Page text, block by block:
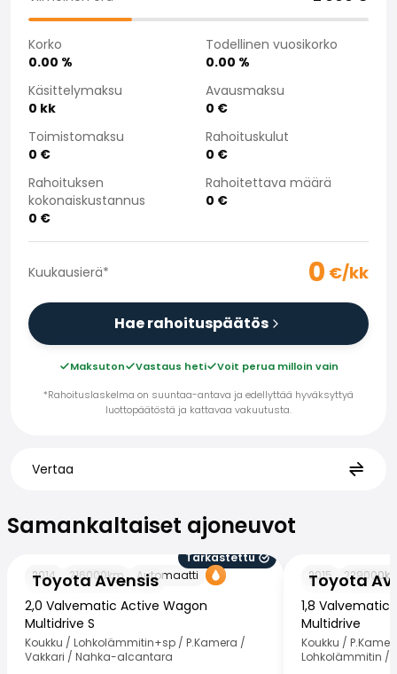
Saka Select
Uutiset ja kampanjat
Toimipisteet
Yritys
Saka Finland Oy
Ostotiimi
Yhteydenotto
Rekrytointi
Laskutustiedot
Medialle
Reklamaatiot
Korko
0.00 %
Todellinen vuosikorko
0.00 %
Käsittelymaksu
0 kk
Avausmaksu
0 €
Toimistomaksu
0 €
Rahoituskulut
0 €
Rahoituksen
kokonaiskustannus
0 €
Rahoitettava määrä
0 €
Kuukausierä* 0 €/kk
Hae rahoituspäätös
Maksuton Vastaus heti
Voit perua milloin vain
*Rahoituslaskelma on suuntaa-antava ja edellyttää hyväksyttyä
luottopäätöstä ja kattavaa vakuutusta.
Vertaa
Samankaltaiset ajoneuvot
Toyota Avensis
Tarkastettu
2014
216000km Automaatti
2,0 Valvematic Active Wagon
Multidrive S
Koukku / Lohkolämmitin+sp / P.Kamera /
Vakkari / Nahka-alcantara
Toyota
2015 229000
1,8 Valvematic
Multidrive
Koukku /
Lohkolämmitin /